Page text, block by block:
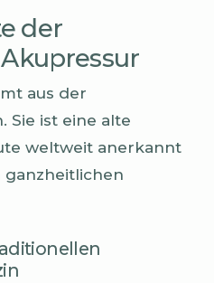
der
aus der
Sie ist eine alte
weltweit anerkannt
ganzheitlichen